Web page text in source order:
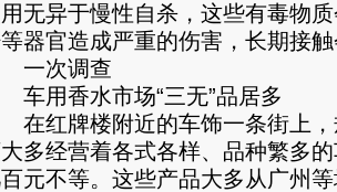
无异于慢性自杀，这些有毒物
器官造成严重的伤害，长期接
次调查
用香水市场“三无”品居多
红牌楼附近的车饰一条街上，
多经营着各式各样、品种繁多
百元不等。这些产品大多从广州